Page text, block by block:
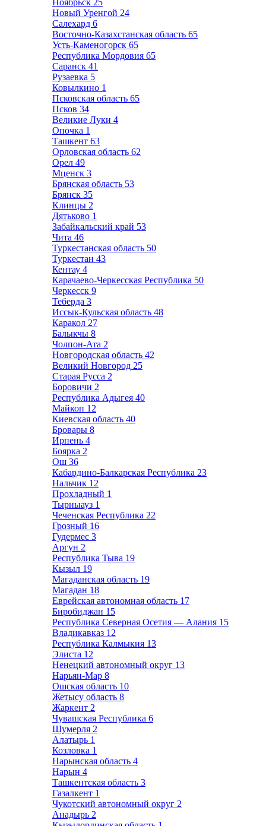
Ноябрьск 25
Новый Уренгой 24
Салехард 6
Восточно-Казахстанская область 65
Усть-Каменогорск 65
Республика Мордовия 65
Саранск 41
Рузаевка 5
Ковылкино 1
Псковская область 65
Псков 34
Великие Луки 4
Опочка 1
Ташкент 63
Орловская область 62
Орел 49
Мценск 3
Брянская область 53
Брянск 35
Клинцы 2
Дятьково 1
Забайкальский край 53
Чита 46
Туркестанская область 50
Туркестан 43
Кентау 4
Карачаево-Черкесская Республика 50
Черкесск 9
Теберда 3
Иссык-Кульская область 48
Каракол 27
Балыкчы 8
Чолпон-Ата 2
Новгородская область 42
Великий Новгород 25
Старая Русса 2
Боровичи 2
Республика Адыгея 40
Майкоп 12
Киевская область 40
Бровары 8
Ирпень 4
Боярка 2
Ош 36
Кабардино-Балкарская Республика 23
Нальчик 12
Прохладный 1
Тырныауз 1
Чеченская Республика 22
Грозный 16
Гудермес 3
Аргун 2
Республика Тыва 19
Кызыл 19
Магаданская область 19
Магадан 18
Еврейская автономная область 17
Биробиджан 15
Республика Северная Осетия — Алания 15
Владикавказ 12
Республика Калмыкия 13
Элиста 12
Ненецкий автономный округ 13
Нарьян-Мар 8
Ошская область 10
Жетысу область 8
Жаркент 2
Чувашская Республика 6
Шумерля 2
Алатырь 1
Козловка 1
Нарынская область 4
Нарын 4
Ташкентская область 3
Газалкент 1
Чукотский автономный округ 2
Анадырь 2